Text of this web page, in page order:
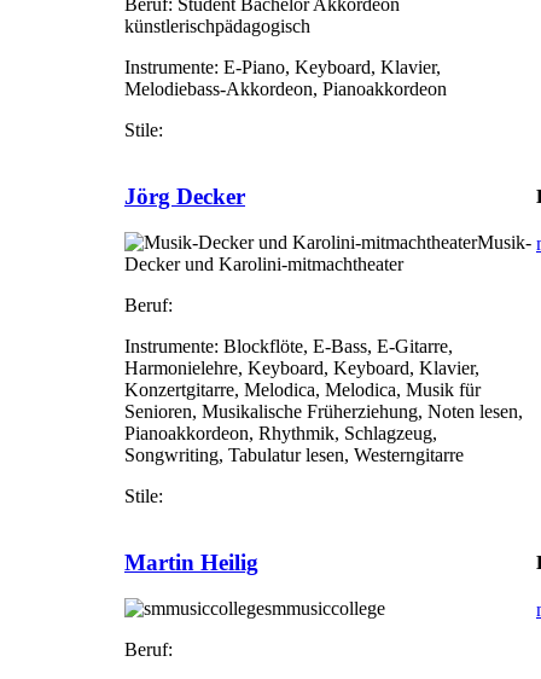
Beruf: Student Bachelor Akkordeon
künstlerischpädagogisch
Instrumente: E-Piano, Keyboard, Klavier,
Melodiebass-Akkordeon, Pianoakkordeon
Stile:
Jörg Decker
Musik-
Decker und Karolini-mitmachtheater
Beruf:
Instrumente: Blockflöte, E-Bass, E-Gitarre,
Harmonielehre, Keyboard, Keyboard, Klavier,
Konzertgitarre, Melodica, Melodica, Musik für
Senioren, Musikalische Früherziehung, Noten lesen,
Pianoakkordeon, Rhythmik, Schlagzeug,
Songwriting, Tabulatur lesen, Westerngitarre
Stile:
Martin Heilig
smmusiccollege
Beruf: